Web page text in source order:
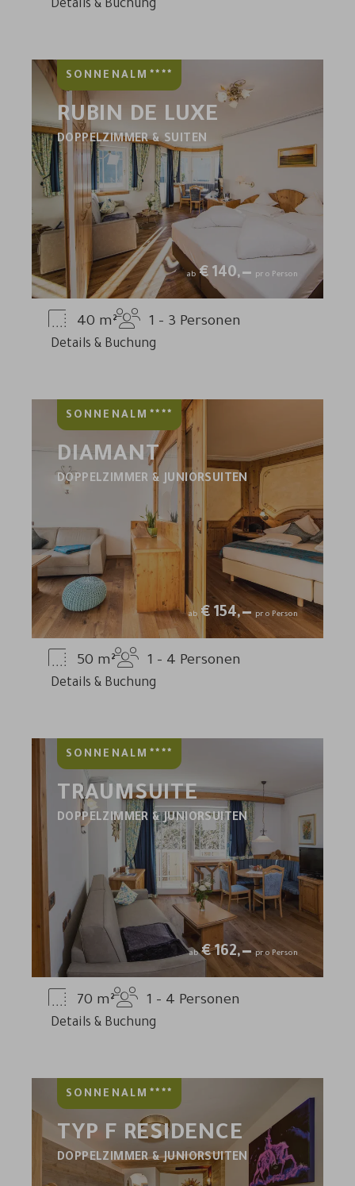
Details & Buchung
SONNENALM
RUBIN DE LUXE
DOPPELZIMMER & SUITEN
ab € 140,— pro Person
Details & Buchung
1 - 3 Personen
40 m²
SONNENALM
DIAMANT
DOPPELZIMMER & JUNIORSUITEN
ab € 154,— pro Person
Details & Buchung
1 - 4 Personen
50 m²
SONNENALM
TRAUMSUITE
DOPPELZIMMER & JUNIORSUITEN
ab€162,—pro Person
Details & Buchung
1 - 4 Personen
70 m²
SONNENALM
TYP F RESIDENCE
DOPPELZIMMER & JUNIORSUITEN